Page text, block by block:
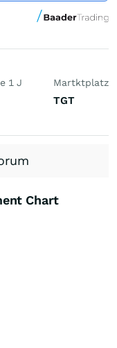
1 J Martktplatz
TGT
Chart